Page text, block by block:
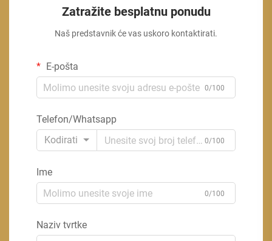
Zatražite besplatnu ponudu
Naš predstavnik će vas uskoro kontaktirati.
E-pošta
0/100
Telefon/Whatsapp
Kodirati
0/100
Ime
0/100
Naziv tvrtke